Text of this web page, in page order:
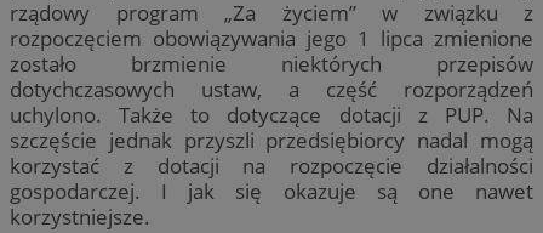
rządowy program „Za życiem” w związku z
rozpoczęciem obowiązywania jego 1 lipca zmienione
zostało brzmienie niektórych przepisów
dotychczasowych ustaw, a część rozporządzeń
uchylono. Także to dotyczące dotacji z PUP. Na
szczęście jednak przyszli przedsiębiorcy nadal mogą
korzystać z dotacji na rozpoczęcie działalności
gospodarczej. I jak się okazuje są one nawet
korzystniejsze.